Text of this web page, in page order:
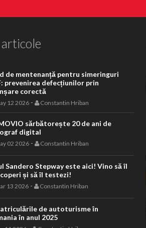
de mentenanță pentru simeringuri
prevenirea defecțiunilor prin
corectă
12 2026 - Constantin Hriban
sărbătorește 20 de ani de
digital
02 2026 - Constantin Hriban
Sandero Stepway este aici! Vino să îl
și să îl testezi!
13 2026 - Constantin Hriban
de autoturisme în
în anul 2025